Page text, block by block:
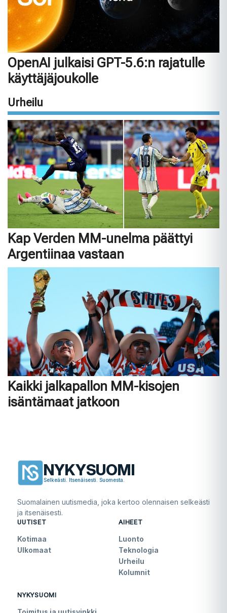
OpenAI julkaisi GPT-5.6:n rajatulle
käyttäjäjoukolle
Urheilu
Kap Verden MM-unelma päättyi
Argentiinaa vastaan
Kaikki jalkapallon MM-kisojen
isäntämaat jatkoon
NYKYSUOMI
Selkeästi. Itsenäisesti. Suomesta.
Suomalainen uutismedia, joka kertoo olennaisen selkeästi
ja itsenäisesti.
UUTISET
Kotimaa
Ulkomaat
AIHEET
Luonto
Teknologia
Urheilu
Kolumnit
NYKYSUOMI